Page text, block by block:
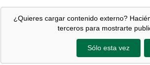
¿Quieres cargar contenido externo?
terceros para mostrarte
Sólo esta vez